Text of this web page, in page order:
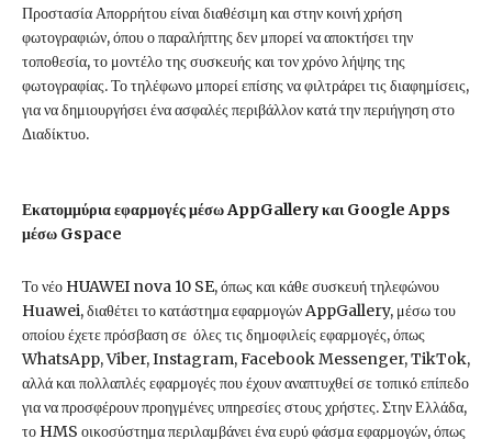
Προστασία Απορρήτου είναι διαθέσιμη και στην κοινή χρήση
φωτογραφιών, όπου ο παραλήπτης δεν μπορεί να αποκτήσει την
τοποθεσία, το μοντέλο της συσκευής και τον χρόνο λήψης της
φωτογραφίας. Το τηλέφωνο μπορεί επίσης να φιλτράρει τις διαφημίσεις,
για να δημιουργήσει ένα ασφαλές περιβάλλον κατά την περιήγηση στο
Διαδίκτυο.
Εκατομμύρια εφαρμογές μέσω AppGallery και Google Apps
μέσω Gspace
Το νέο HUAWEI nova 10 SE, όπως και κάθε συσκευή τηλεφώνου
Huawei, διαθέτει το κατάστημα εφαρμογών AppGallery, μέσω του
οποίου έχετε πρόσβαση σε όλες τις δημοφιλείς εφαρμογές, όπως
WhatsApp, Viber, Instagram, Facebook Messenger, TikTok,
αλλά και πολλαπλές εφαρμογές που έχουν αναπτυχθεί σε τοπικό επίπεδο
για να προσφέρουν προηγμένες υπηρεσίες στους χρήστες. Στην Ελλάδα,
το HMS οικοσύστημα περιλαμβάνει ένα ευρύ φάσμα εφαρμογών, όπως